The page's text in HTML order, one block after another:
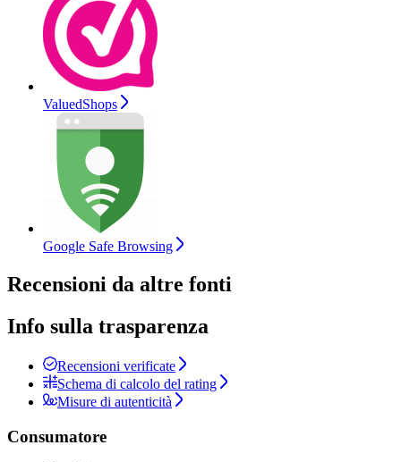
ValuedShops
Google Safe Browsing
Recensioni da altre fonti
Info sulla trasparenza
Recensioni verificate
Schema di calcolo del rating
Misure di autenticità
Consumatore